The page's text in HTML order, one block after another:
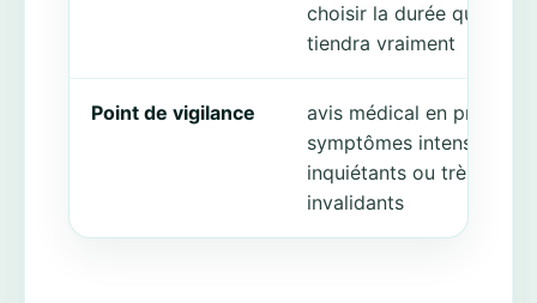
choisir la durée que l’on
tiendra vraiment
Point de vigilance
avis médical en priorité
symptômes intenses,
inquiétants ou très
invalidants